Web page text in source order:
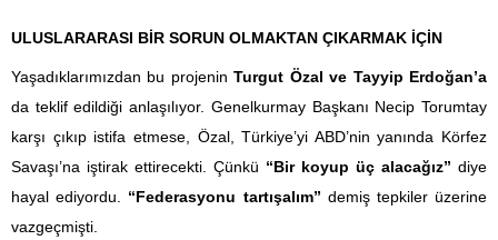
ULUSLARARASI BİR SORUN OLMAKTAN ÇIKARMAK İÇİN
Yaşadıklarımızdan bu projeninTurgut Özal ve Tayyip Erdoğan’a
da teklif edildiği anlaşılıyor. Genelkurmay Başkanı Necip Torumtay
karşı çıkıp istifa etmese, Özal, Türkiye’yi ABD’nin yanında Körfez
Savaşı’na iştirak ettirecekti. Çünkü “Bir koyup üç alacağız” diye
hayal ediyordu. “Federasyonu tartışalım” demiş tepkiler üzerine
vazgeçmişti.